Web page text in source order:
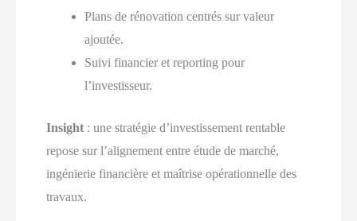
Plans de rénovation centrés sur valeur
ajoutée.
Suivi financier et reporting pour
l’investisseur.
Insight : une stratégie d’investissement rentable
repose sur l’alignement entre étude de marché,
ingénierie financière et maîtrise opérationnelle des
travaux.